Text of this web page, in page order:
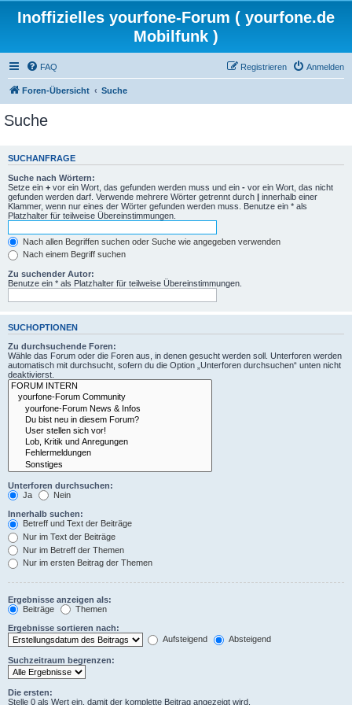
Inoffizielles yourfone-Forum ( yourfone.de
Mobilfunk )
FAQ Anmelden
Registrieren
Foren-Übersicht Suche
Suche
SUCHANFRAGE
Suche nach Wörtern:
Setze ein + vor ein Wort, das gefunden werden muss und ein - vor ein Wort, das nicht
gefunden werden darf. Verwende mehrere Wörter getrennt durch | innerhalb einer
Klammer, wenn nur eines der Wörter gefunden werden muss. Benutze ein * als
Platzhalter für teilweise Übereinstimmungen.
Nach allen Begriffen suchen oder Suche wie angegeben verwenden
Nach einem Begriff suchen
Zu suchender Autor:
Benutze ein * als Platzhalter für teilweise Übereinstimmungen.
SUCHOPTIONEN
Zu durchsuchende Foren:
Wähle das Forum oder die Foren aus, in denen gesucht werden soll. Unterforen werden
automatisch mit durchsucht, sofern du die Option „Unterforen durchsuchen“ unten nicht
deaktivierst.
Unterforen durchsuchen:
Ja
Nein
Innerhalb suchen:
Betreff und Text der Beiträge
Nur im Text der Beiträge
Nur im Betreff der Themen
Nur im ersten Beitrag der Themen
Ergebnisse anzeigen als:
Beiträge
Themen
Ergebnisse sortieren nach:
Aufsteigend
Absteigend
Suchzeitraum begrenzen:
Die ersten:
Stelle 0 als Wert ein, damit der komplette Beitrag angezeigt wird.